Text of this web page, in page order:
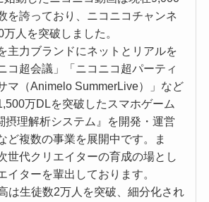
を誇っており、ニコニコチャンネ
人を突破しました。
主力ブランドにネットとリアルを
コ超会議」「ニコニコ超パーティ
マ（Animelo SummerLive）」など
万DLを突破したスマホゲーム
摂理解析システム』を開発・運営
ど複数の事業を展開中です。ま
世代クリエイターの育成の場とし
イターを輩出しております。
は生徒数2万人を突破、細分化され